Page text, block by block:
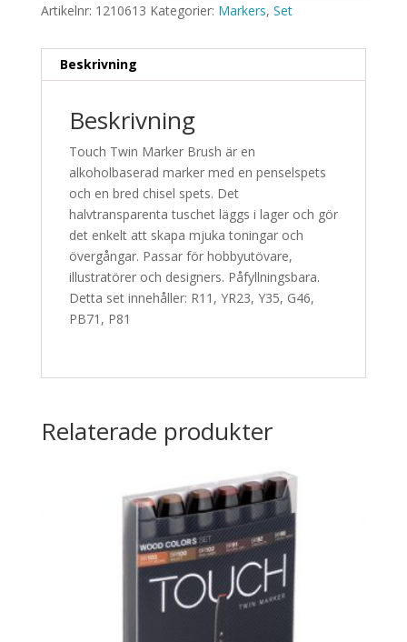
Artikelnr: 1210613 Kategorier: Markers, Set
Beskrivning
Beskrivning
Touch Twin Marker Brush är en
alkoholbaserad marker med en penselspets
och en bred chisel spets. Det
halvtransparenta tuschet läggs i lager och gör
det enkelt att skapa mjuka toningar och
övergångar. Passar för hobbyutövare,
illustratörer och designers. Påfyllningsbara.
Detta set innehåller: R11, YR23, Y35, G46,
PB71, P81
Relaterade produkter